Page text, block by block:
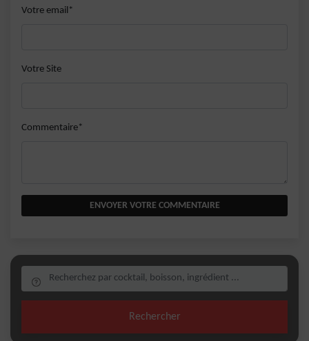
Votre email*
Votre Site
Commentaire*
ENVOYER VOTRE COMMENTAIRE
Rechercher